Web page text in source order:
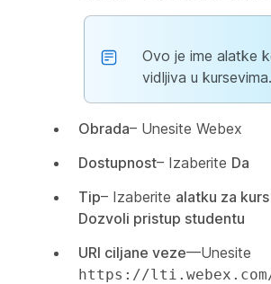
Ovo je ime alatke
vidljiva u kursevima.
Obrada– Unesite Webex
Dostupnost– Izaberite Da
Tip– Izaberite alatku za kurs
Dozvoli pristup studentu
URI ciljane veze—Unesite
https://